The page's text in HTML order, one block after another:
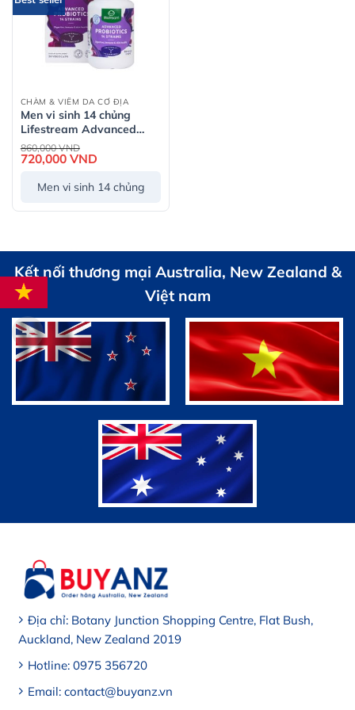
CHÀM & VIÊM DA CƠ ĐỊA
Men vi sinh 14 chủng
Lifestream Advanced
Probiotics
860,000VND
gốc
là:
720,000 VNDGiá
là:
Men vi sinh 14 chủng
Kết nối thương mại Australia, New Zealand &
Việt nam
Địa chỉ: Botany Junction Shopping Centre, Flat Bush,
Auckland, New Zealand 2019
Hotline: 0975 356720
Email: contact@buyanz.vn